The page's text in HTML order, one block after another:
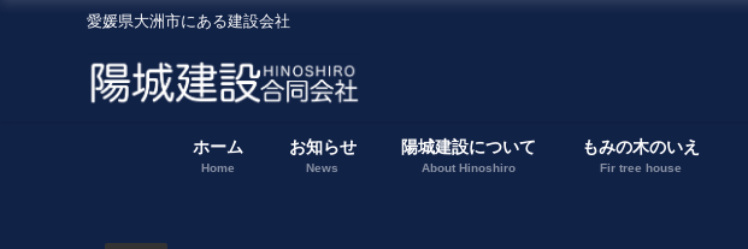
愛媛県大洲市にある建設会社
ホーム
Home
お知らせ
News
陽城建設について
About Hinoshiro
もみの木のいえ
Fir tree house